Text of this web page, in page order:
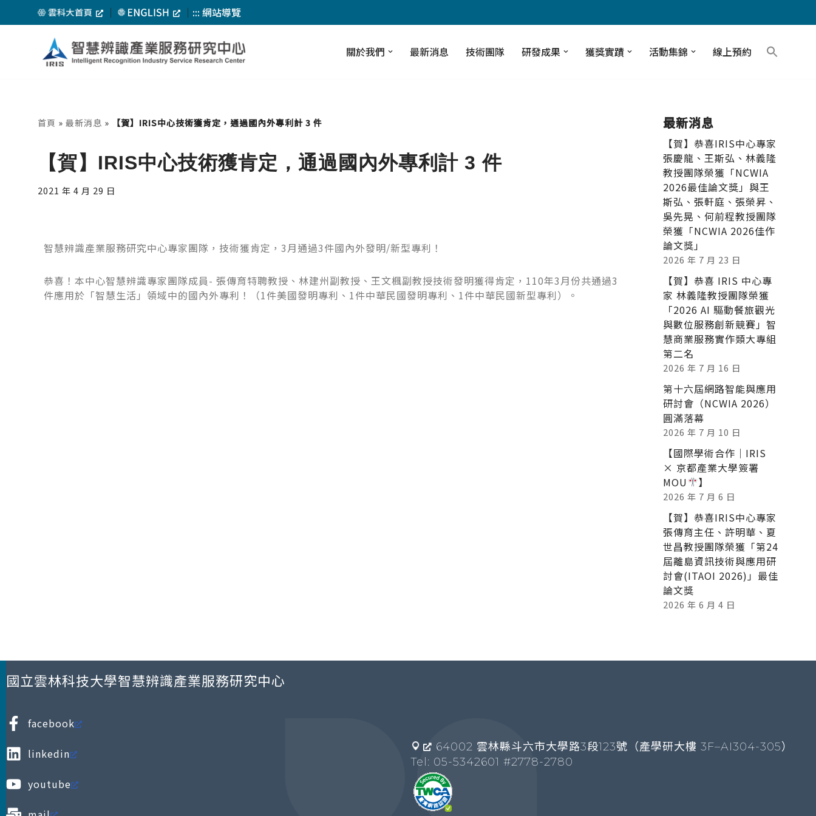
content
｜ ｜ ::: 網站導覽
關於我們 最新消息 技術團隊 研發成果 獲獎實蹟 活動集錦 線上預約
首頁 » 最新消息 » 【賀】IRIS中心技術獲肯定，通過國內外專利計 3 件
【賀】IRIS中心技術獲肯定，通過國內外專利計 3 件
2021 年 4 月 29 日
智慧辨識產業服務研究中心專家團隊，技術獲肯定，3月通過3件國內外發明/新型專利！
恭喜！本中心智慧辨識專家團隊成員- 張傳育特聘教授、林建州副教授、王文楓副教授技術發明獲得肯定，110年3月份共通過3
件應用於「智慧生活」領域中的國內外專利！（1件美國發明專利、1件中華民國發明專利、1件中華民國新型專利）。
最新消息
【賀】恭喜IRIS中心專家
張慶龍、王斯弘、林義隆
教授團隊榮獲「NCWIA
2026最佳論文獎」與王
斯弘、張軒庭、張榮昇、
吳先晃、何前程教授團隊
榮獲「NCWIA 2026佳作
論文獎」
2026 年 7 月 23 日
【賀】恭喜 IRIS 中心專
家 林義隆教授團隊榮獲
「2026 AI 驅動餐旅觀光
與數位服務創新競賽」智
慧商業服務實作類大專組
第二名
2026 年 7 月 16 日
第十六屆網路智能與應用
研討會（NCWIA 2026）
圓滿落幕
2026 年 7 月 10 日
【國際學術合作｜IRIS
× 京都產業大學簽署
MOU
】
2026 年 7 月 6 日
【賀】恭喜IRIS中心專家
張傳育主任、許明華、夏
世昌教授團隊榮獲「第24
屆離島資訊技術與應用研
討會(ITAOI 2026)」最佳
論文獎
2026 年 6 月 4 日
國立雲林科技大學智慧辨識產業服務研究中心
facebook
linkedin
youtube
64002 雲林縣斗六市大學路3段123號（產學研大樓 3F–AI304-305）
Tel: 05-5342601 #2778-2780